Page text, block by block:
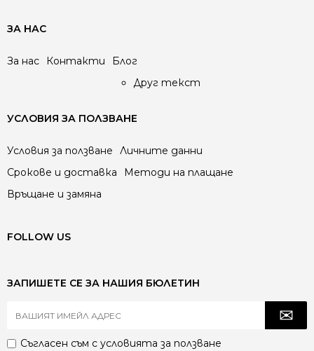
ЗА НАС
За нас Контакти
Блог
Друг текст
УСЛОВИЯ ЗА ПОЛЗВАНЕ
Условия за ползване
Личните данни
Срокове и доставка
Методи на плащане
Връщане и замяна
FOLLOW US
ЗАПИШЕТЕ СЕ ЗА НАШИЯ БЮЛЕТИН
Съгласен съм с условията за ползване